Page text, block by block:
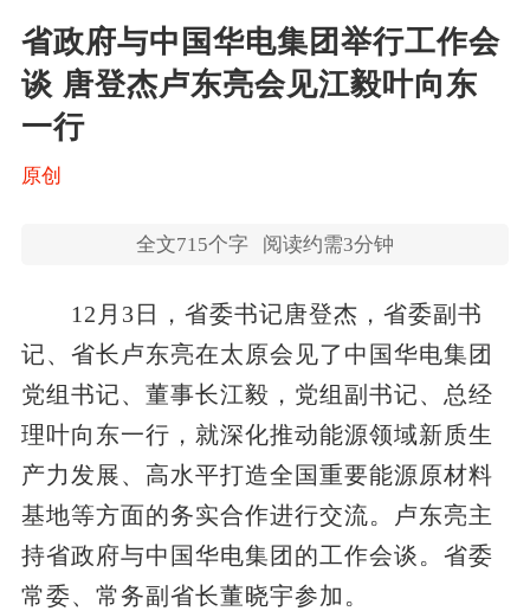
省政府与中国华电集团举行工作会
谈 唐登杰卢东亮会见江毅叶向东
一行
原创
全文715个字 阅读约需3分钟
12月3日，省委书记唐登杰，省委副书
记、省长卢东亮在太原会见了中国华电集团
党组书记、董事长江毅，党组副书记、总经
理叶向东一行，就深化推动能源领域新质生
产力发展、高水平打造全国重要能源原材料
基地等方面的务实合作进行交流。卢东亮主
持省政府与中国华电集团的工作会谈。省委
常委、常务副省长董晓宇参加。